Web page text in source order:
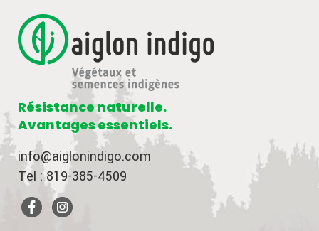
Résistance naturelle.
Avantages essentiels.
info@aiglonindigo.com
Tel : 819-385-4509